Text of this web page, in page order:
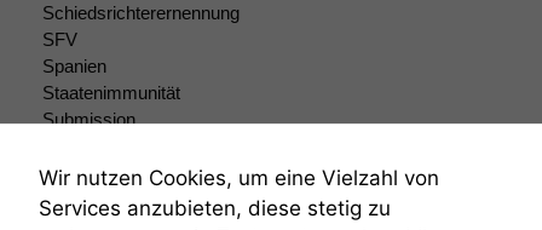
Schiedsrichterernennung
SFV
Spanien
Staatenimmunität
Submission
Teilungsklage
Venezuela
VRK
Wir nutzen Cookies, um eine Vielzahl von
Services anzubieten, diese stetig zu
deaktivieren,
Website nicht
zu 100%